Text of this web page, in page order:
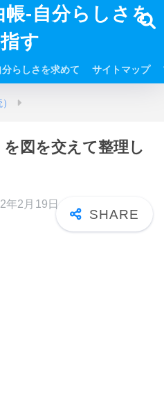
帳-自分らしさを
す
らしさを求めて サイトマップ
を図を交えて整理し
年2月19日